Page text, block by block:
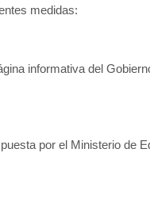
medidas:
informativa del
por el Ministerio de